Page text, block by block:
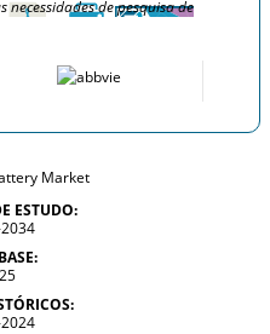
necessidades de pesquisa de
ESTUDO: